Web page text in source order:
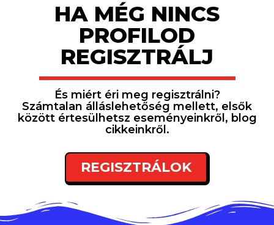
HA MÉG NINCS
PROFILOD
REGISZTRÁLJ
És miért éri meg regisztrálni?
Számtalan álláslehetőség mellett, elsők
között értesülhetsz eseményeinkről, blog
cikkeinkről.
REGISZTRÁLOK